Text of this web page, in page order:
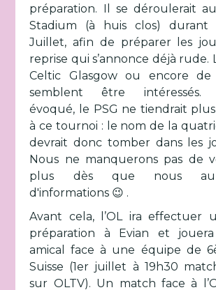
préparation. Il se déroulerait
Stadium (à huis clos) durant
Juillet, afin de préparer les
reprise qui s’annonce déjà rude.
Celtic Glasgow ou encore de
semblent être intéressés.
évoqué, le PSG ne tiendrait
à ce tournoi : le nom de la
devrait donc tomber dans les
Nous ne manquerons pas de
plus dès que nous
d'informations 😉 .
Avant cela, l’OL ira effectuer
préparation à Evian et
amical face à une équipe de
Suisse (1er juillet à 19h30
sur OLTV). Un match face à